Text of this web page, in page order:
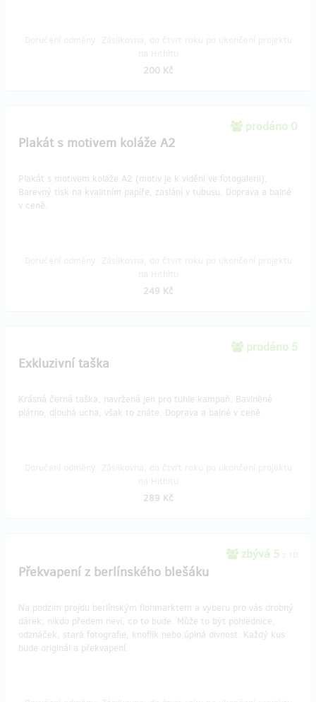
200 Kč
prodáno 0
Plakát s motivem koláže A2
Plakát s motivem koláže A2 (motiv je k vidění ve fotogalerii).
Barevný tisk na kvalitním papíře, zaslání v tubusu. Doprava a balné
v ceně.
249 Kč
prodáno 5
Exkluzivní taška
​Krásná černá taška, navržená jen pro tuhle kampaň. Bavlněné
plátno, dlouhá ucha, však to znáte. Doprava a balné v ceně.
289 Kč
zbývá 5 z 10
Překvapení z berlínského blešáku
Na podzim projdu berlínským flohmarktem a vyberu pro vás drobný
dárek; nikdo předem neví, co to bude. Může to být pohlednice,
odznáček, stará fotografie, knoflík nebo úplná divnost. Každý kus
bude originál a překvapení.